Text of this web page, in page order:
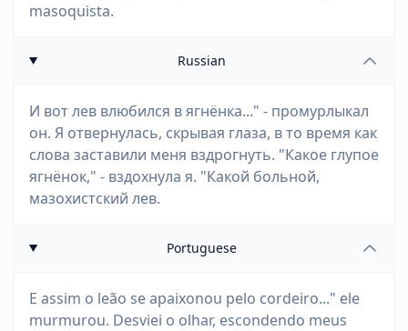
masoquista.
Russian
И вот лев влюбился в ягнёнка..." - промурлыкал
он. Я отвернулась, скрывая глаза, в то время как
слова заставили меня вздрогнуть. "Какое глупое
ягнёнок," - вздохнула я. "Какой больной,
мазохистский лев.
Portuguese
E assim o leão se apaixonou pelo cordeiro..." ele
murmurou. Desviei o olhar, escondendo meus